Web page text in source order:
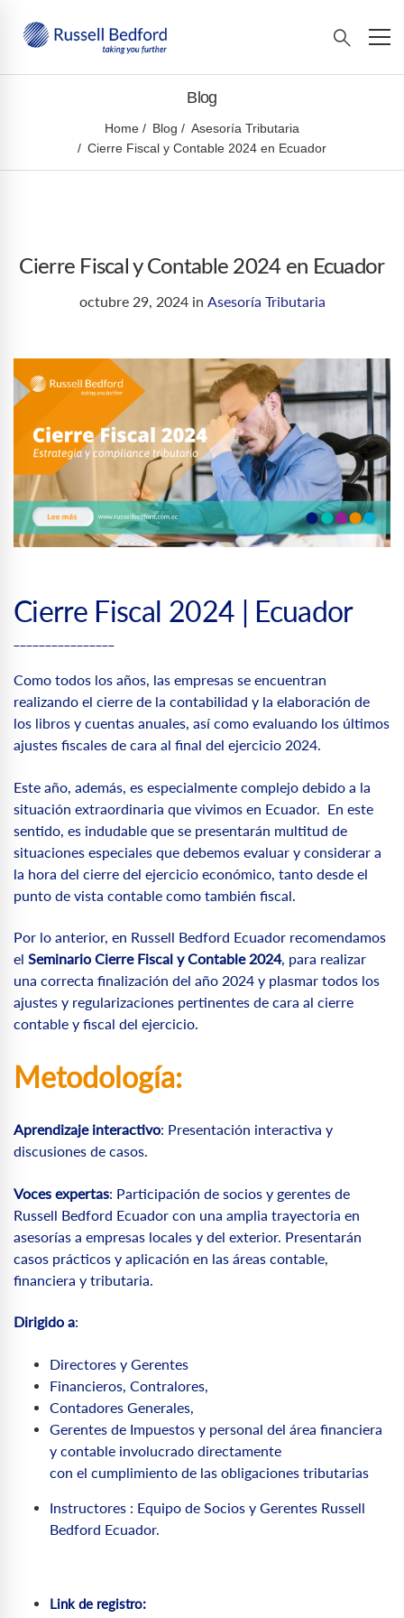
Blog
Home Blog
Asesoría Tributaria
Cierre Fiscal y Contable 2024 en Ecuador
Cierre Fiscal y Contable 2024 en Ecuador
octubre 29, 2024in Asesoría Tributaria
Cierre Fiscal 2024 | Ecuador
Como todos los años, las empresas se encuentran
realizando el cierre de la contabilidad y la elaboración de
los libros y cuentas anuales, así como evaluando los últimos
ajustes fiscales de cara al final del ejercicio 2024.
Este año, además, es especialmente complejo debido a la
situación extraordinaria que vivimos en Ecuador. En este
sentido, es indudable que se presentarán multitud de
situaciones especiales que debemos evaluar y considerar a
la hora del cierre del ejercicio económico, tanto desde el
punto de vista contable como también fiscal.
Por lo anterior, en Russell Bedford Ecuador recomendamos
el Seminario Cierre Fiscal y Contable 2024, para realizar
una correcta finalización del año 2024 y plasmar todos los
ajustes y regularizaciones pertinentes de cara al cierre
contable y fiscal del ejercicio.
Metodología:
Aprendizaje interactivo: Presentación interactiva y
discusiones de casos.
Voces expertas: Participación de socios y gerentes de
Russell Bedford Ecuador con una amplia trayectoria en
asesorías a empresas locales y del exterior. Presentarán
casos prácticos y aplicación en las áreas contable,
financiera y tributaria.
Dirigido a:
Directores y Gerentes
Financieros, Contralores,
Contadores Generales,
Gerentes de Impuestos y personal del área financiera
y contable involucrado directamente
con el cumplimiento de las obligaciones tributarias
Instructores : Equipo de Socios y Gerentes Russell
Bedford Ecuador.
Link de registro: